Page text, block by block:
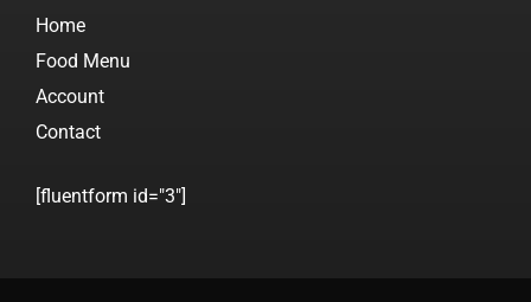
Home
Food Menu
Account
Contact
[fluentform id="3"]